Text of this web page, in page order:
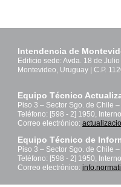
Intendencia de
Edificio sede: Avda. 18 de
Montevideo, Uruguay | C.P.
Equipo Técnico
Piso 3 – Sector Sgo. de Chile
Teléfono: [598 - 2] 1950,
Correo electrónico:
Equipo Técnico de
Piso 3 – Sector Sgo. de Chile
Teléfono: [598 - 2] 1950,
Correo electrónico: